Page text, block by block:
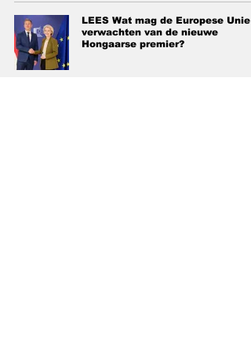
LEES Wat mag de Europese Unie
verwachten van de nieuwe
Hongaarse premier?